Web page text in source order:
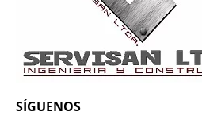
SÍGUENOS